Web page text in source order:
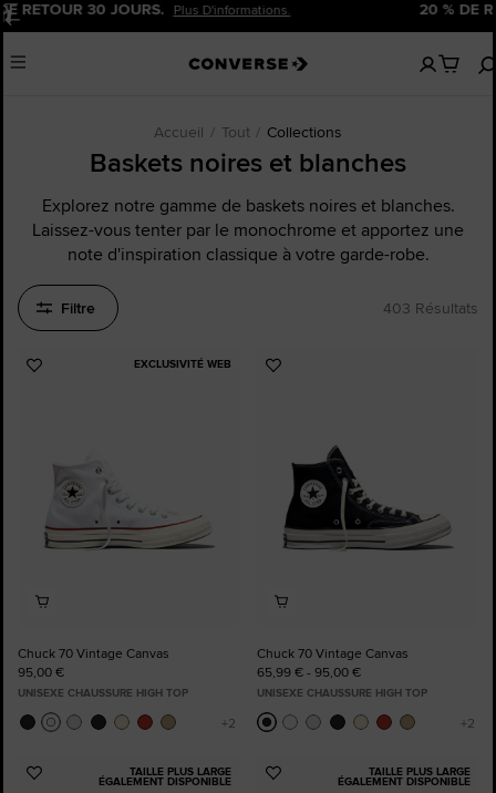
Pause 20 % DE REMISE POUR LES NOUVEAUX CLIENTS.
Menu
Aucun
articles
Accueil Tout Collections
Baskets noires et blanches
Explorez notre gamme de baskets noires et blanches.
Laissez-vous tenter par le monochrome et apportez une
note d'inspiration classique à votre garde-robe.
Filtre 403 Résultats
EXCLUSIVITÉ WEB
Ajouter
Chuck 70 Vintage Canvas
95,00 €
UNISEXE CHAUSSURE HIGH TOP
Ajouter
Chuck 70 Vintage Canvas
65,99 € - 95,00 €
UNISEXE CHAUSSURE HIGH TOP
TAILLE PLUS LARGE
ÉGALEMENT DISPONIBLE
Ajouter
TAILLE PLUS LARGE
ÉGALEMENT DISPONIBLE
Ajouter